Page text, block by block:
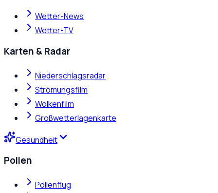
Wetter-News
Wetter-TV
Karten & Radar
Niederschlagsradar
Strömungsfilm
Wolkenfilm
Großwetterlagenkarte
Gesundheit
Pollen
Pollenflug